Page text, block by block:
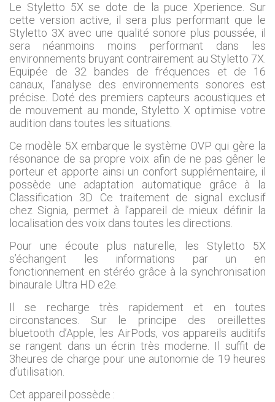
Le Styletto 5X se dote de la puce Xperience. Sur
cette version active, il sera plus performant que le
Styletto 3X avec une qualité sonore plus poussée, il
sera néanmoins moins performant dans les
environnements bruyant contrairement au Styletto 7X.
Equipée de 32 bandes de fréquences et de 16
canaux, l’analyse des environnements sonores est
précise. Doté des premiers capteurs acoustiques et
de mouvement au monde, Styletto X optimise votre
audition dans toutes les situations.
Ce modèle 5X embarque le système OVP qui gère la
résonance de sa propre voix afin de ne pas gêner le
porteur et apporte ainsi un confort supplémentaire, il
possède une adaptation automatique grâce à la
Classification 3D. Ce traitement de signal exclusif
chez Signia, permet à l’appareil de mieux définir la
localisation des voix dans toutes les directions.
Pour une écoute plus naturelle, les Styletto 5X
s’échangent les informations par un en
fonctionnement en stéréo grâce à la synchronisation
binaurale Ultra HD e2e.
Il se recharge très rapidement et en toutes
circonstances. Sur le principe des oreillettes
bluetooth d’Apple, les AirPods, vos appareils auditifs
se rangent dans un écrin très moderne. Il suffit de
3heures de charge pour une autonomie de 19 heures
d’utilisation.
Cet appareil possède :